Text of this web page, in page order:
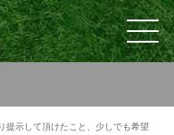
提示して頂けたこと、少しでも希望